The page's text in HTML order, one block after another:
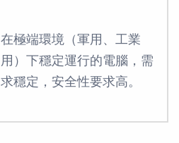
在極端環境（軍用、工業
用）下穩定運行的電腦，需
求穩定，安全性要求高。